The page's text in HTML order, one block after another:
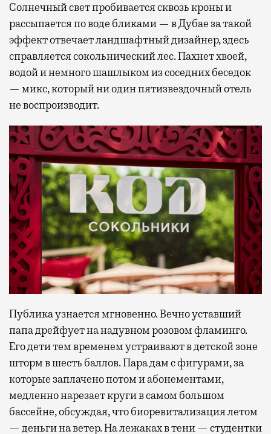
Солнечный свет пробивается сквозь кроны и
рассыпается по воде бликами — в Дубае за такой
эффект отвечает ландшафтный дизайнер, здесь
справляется сокольнический лес. Пахнет хвоей,
водой и немного шашлыком из соседних беседок
— микс, который ни один пятизвездочный отель
не воспроизводит.
Публика узнается мгновенно. Вечно уставший
папа дрейфует на надувном розовом фламинго.
Его дети тем временем устраивают в детской зоне
шторм в шесть баллов. Пара дам с фигурами, за
которые заплачено потом и абонементами,
медленно нарезает круги в самом большом
бассейне, обсуждая, что биоревитализация летом
— деньги на ветер. На лежаках в тени — студентки